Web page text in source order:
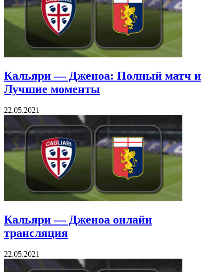
Кальяри — Дженоа: Полный матч и
Лучшие моменты
22.05.2021
Кальяри — Дженоа онлайн
трансляция
22.05.2021